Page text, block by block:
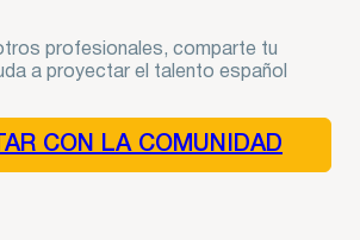
profesionales, comparte tu
a proyectar el talento español
CON LA COMUNIDAD